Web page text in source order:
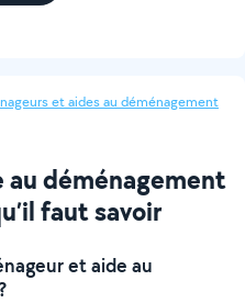
et aides au déménagement
au déménagement
faut savoir
et aide au